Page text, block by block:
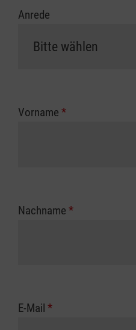
Anrede
Vorname *
Nachname *
E-Mail *